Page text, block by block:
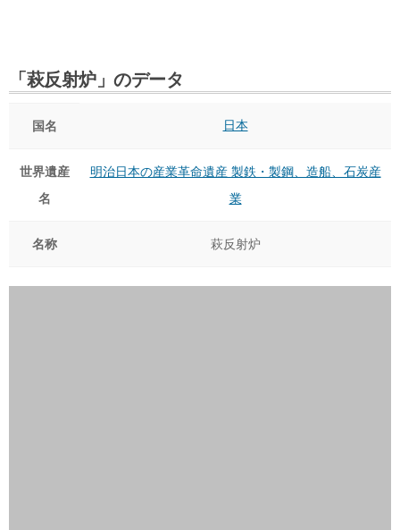
「萩反射炉」のデータ
国名 日本
世界遺産
名
明治日本の産業革命遺産 製鉄・製鋼、造船、石炭産
業
名称 萩反射炉